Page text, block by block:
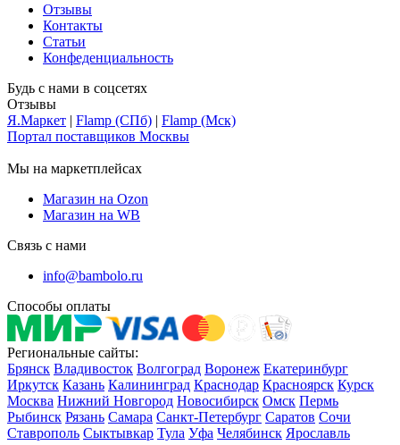
Отзывы
Контакты
Статьи
Конфеденциальность
Будь с нами в соцсетях
Отзывы
Я.Маркет | Flamp (СПб) | Flamp (Мск)
Портал поставщиков Москвы
Мы на маркетплейсах
Магазин на Ozon
Магазин на WB
Связь с нами
info@bambolo.ru
Способы оплаты
Региональные сайты:
Брянск Владивосток Волгоград Воронеж Екатеринбург
Иркутск Казань Калининград Краснодар Красноярск Курск
Москва Нижний Новгород Новосибирск Омск Пермь
Рыбинск Рязань Самара Санкт-Петербург Саратов Сочи
Ставрополь Сыктывкар Тула Уфа Челябинск Ярославль